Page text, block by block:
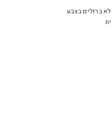
ברזלים בצבע